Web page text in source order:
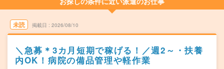
未読 掲載日 2026/08/10
＼急募＊3カ月短期で稼げる！／週2～・扶養
内OK！病院の備品管理や軽作業